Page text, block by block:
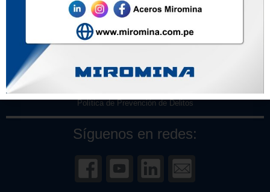
Inicio
Nosotros
Contacto
Soluciones
Política de Prevención de Delitos
Síguenos en redes: